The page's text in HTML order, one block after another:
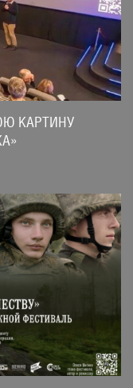
КАРТИНУ